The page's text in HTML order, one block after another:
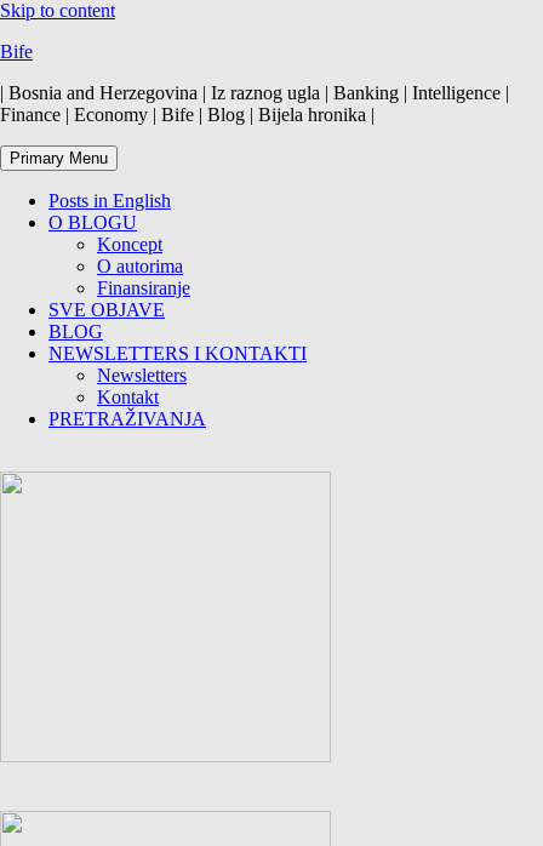
Skip to content
Bife
| Bosnia and Herzegovina | Iz raznog ugla | Banking | Intelligence |
Finance | Economy | Bife | Blog | Bijela hronika |
Primary Menu
Posts in English
O BLOGU
Koncept
O autorima
Finansiranje
SVE OBJAVE
BLOG
NEWSLETTERS I KONTAKTI
Newsletters
Kontakt
PRETRAŽIVANJA